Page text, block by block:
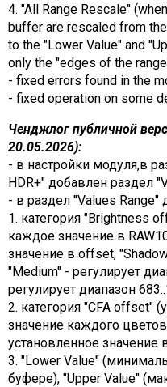
4. "All Range Rescale"
buffer are rescaled from
to the "Lower Value" and
only the "edges of the
- fixed errors found in the
- fixed operation on some
Ченджлог публичной
20.05.2026):
- в настройки модуля,в
HDR+" добавлен раздел
- в раздел "Values
1. категория "Brightness
каждое значение в
значение в offset,
"Medium" - регулирует
регулирует диапазон
2. категория "CFA offset"
значение каждого
установленное значение
3. "Lower Value"
буфере), "Upper Value"